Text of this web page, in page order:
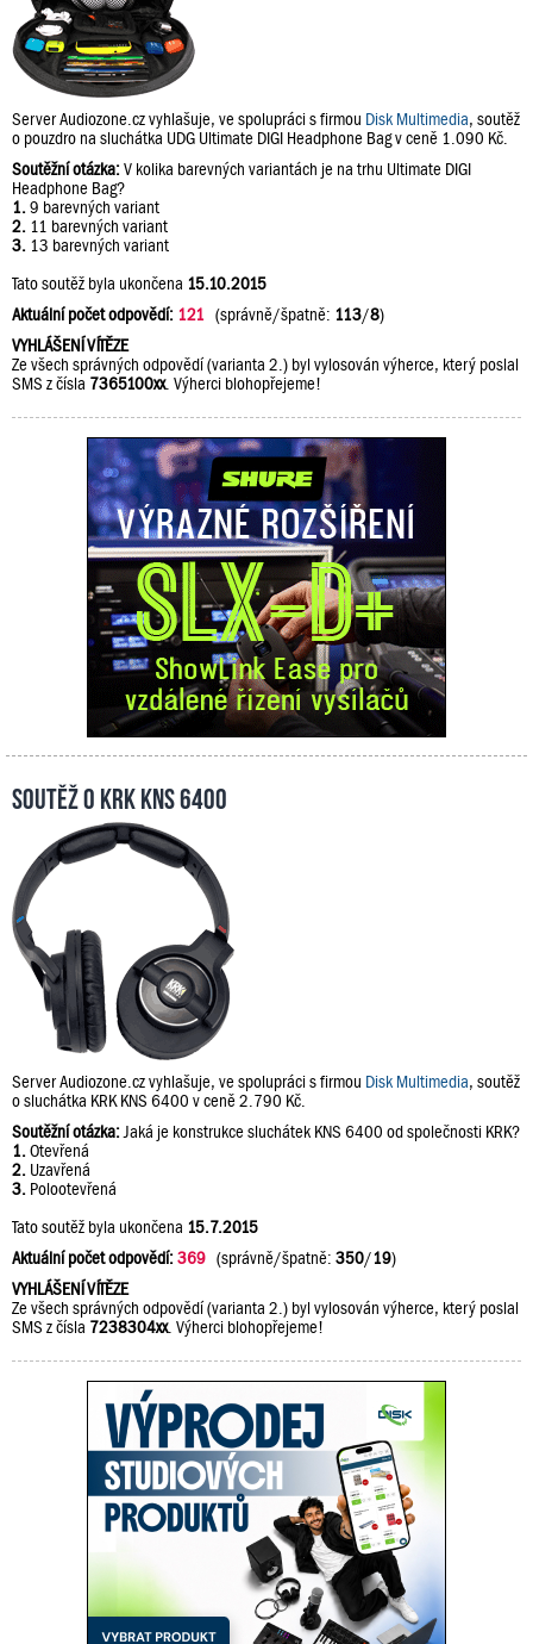
Server Audiozone.cz vyhlašuje, ve spolupráci s firmou Disk Multimedia, soutěž
o pouzdro na sluchátka UDG Ultimate DIGI Headphone Bag v ceně 1.090 Kč.
Soutěžní otázka:V kolika barevných variantách je na trhu Ultimate DIGI
Headphone Bag?
1. 9 barevných variant
2. 11 barevných variant
3. 13 barevných variant
Tato soutěž byla ukončena 15.10.2015
Aktuální počet odpovědí: 121 (správně/špatně: 113/8)
VYHLÁŠENÍ VÍTĚZE
Ze všech správných odpovědí (varianta 2.) byl vylosován výherce, který poslal
SMS z čísla 7365100xx. Výherci blohopřejeme!
Soutěž o KRK KNS 6400
Server Audiozone.cz vyhlašuje, ve spolupráci s firmou Disk Multimedia, soutěž
o sluchátka KRK KNS 6400 v ceně 2.790 Kč.
Soutěžní otázka:Jaká je konstrukce sluchátek KNS 6400 od společnosti KRK?
1.Otevřená
2. Uzavřená
3. Polootevřená
Tato soutěž byla ukončena 15.7.2015
Aktuální počet odpovědí:369 (správně/špatně: 350/19)
VYHLÁŠENÍ VÍTĚZE
Ze všech správných odpovědí (varianta 2.) byl vylosován výherce, který poslal
SMS z čísla 7238304xx. Výherci blohopřejeme!